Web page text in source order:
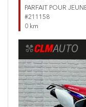
PARFAIT POUR
#211158
0 km